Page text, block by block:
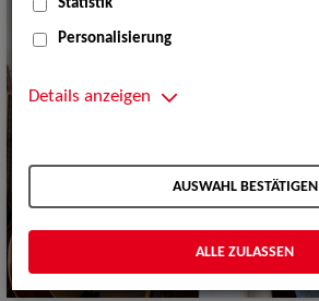
Statistik
Personalisierung
Details anzeigen
AUSWAHL BESTÄTIGEN
ALLE ZULASSEN